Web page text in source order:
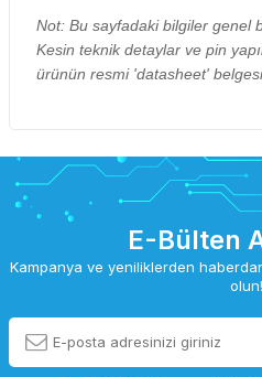
Not: Bu sayfadaki bilgiler genel
Kesin teknik detaylar ve pin
ürünün resmi 'datasheet'
E-Bülten
Kampanya ve yeniliklerden
olun!